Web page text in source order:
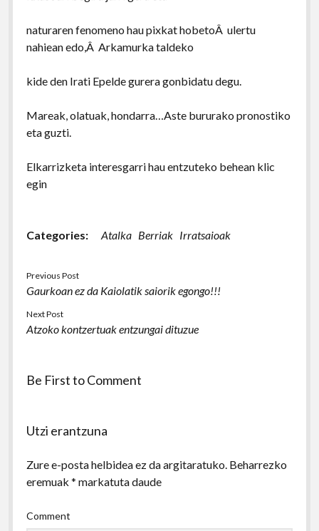
naturaren fenomeno hau pixkat hobetoÂ ulertu
nahiean edo,Â Arkamurka taldeko
kide den Irati Epelde gurera gonbidatu degu.
Mareak, olatuak, hondarra…Aste bururako pronostiko
eta guzti.
Elkarrizketa interesgarri hau entzuteko behean klic
egin
Categories: Atalka Berriak Irratsaioak
Previous Post
Gaurkoan ez da Kaiolatik saiorik egongo!!!
Next Post
Atzoko kontzertuak entzungai dituzue
Be First to Comment
Utzi erantzuna
Zure e-posta helbidea ez da argitaratuko. Beharrezko
eremuak * markatuta daude
Comment